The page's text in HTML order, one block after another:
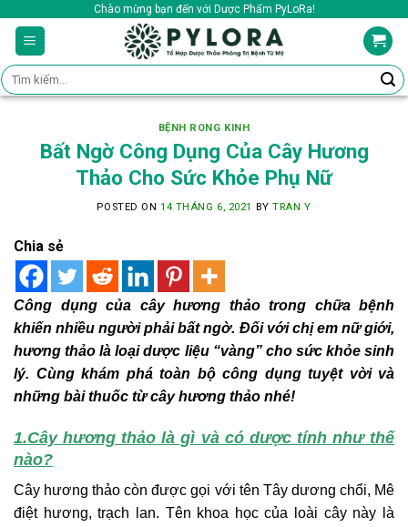
content
Chào mừng bạn đến với Dược Phẩm PyLoRa!
Tìm
kiếm:
BỆNH RONG KINH
Bất Ngờ Công Dụng Của Cây Hương
Thảo Cho Sức Khỏe Phụ Nữ
POSTED ON 14 THÁNG 6, 2021 BYTRAN Y
Chia sẻ
Công dụng của cây hương thảo trong chữa bệnh
khiến nhiều người phải bất ngờ. Đối với chị em nữ giới,
hương thảo là loại dược liệu “vàng” cho sức khỏe sinh
lý. Cùng khám phá toàn bộ công dụng tuyệt vời và
những bài thuốc từ cây hương thảo nhé!
1.Cây hương thảo là gì và có dược tính như thế
nào?
Cây hương thảo còn được gọi với tên Tây dương chổi, Mê
điệt hương, trạch lan. Tên khoa học của loài cây này là